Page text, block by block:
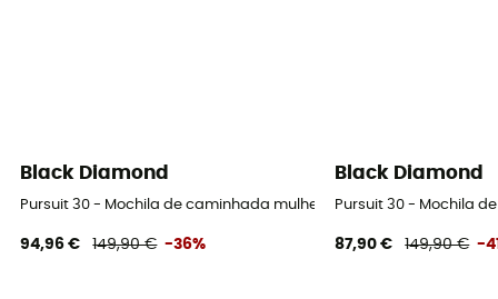
Black Diamond
Pursuit 30 - Mochila de caminhada mulher
94,96 € 149,90 € -36%
Black Diamond
Pursuit 30 - Mochila
87,90 € 149,90 € -